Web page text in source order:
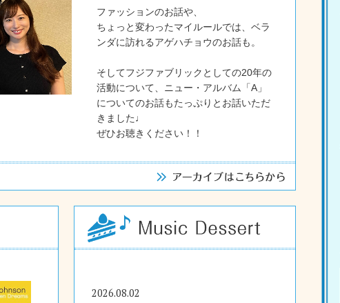
ファッションのお話や、
ちょっと変わったマイルールでは、ベラ
ンダに訪れるアゲハチョウのお話も。
そしてフジファブリックとしての20年の
活動について、ニュー・アルバム「A」
についてのお話もたっぷりとお話いただ
きました♩
ぜひお聴きください！！
2026.08.02